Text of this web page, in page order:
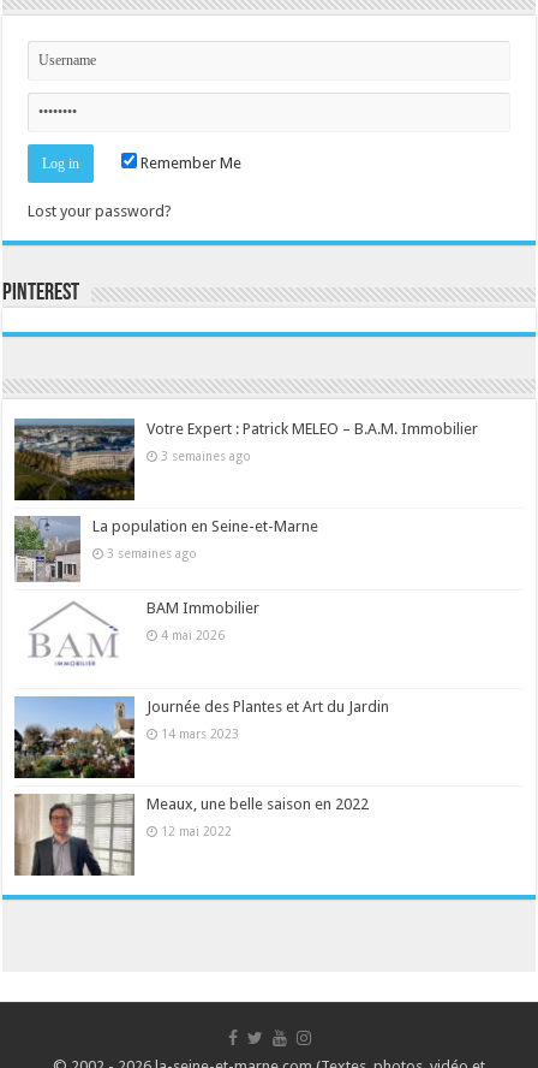
Remember Me
Lost your password?
Pinterest
Votre Expert : Patrick MELEO – B.A.M. Immobilier
3 semaines ago
La population en Seine-et-Marne
3 semaines ago
BAM Immobilier
4 mai 2026
Journée des Plantes et Art du Jardin
14 mars 2023
Meaux, une belle saison en 2022
12 mai 2022